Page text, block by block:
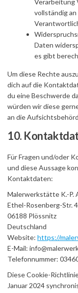
Verarbeitung
vollständig
Daten
es gibt
Um diese Rechte
dich auf die
du eine Beschwerde
würden wir diese
an die
10.
Für Fragen und/oder
und diese Aussage
Kontaktdaten:
Malerwerkstätte K.-P.
Ethel-Rosenberg-Str. 4
06188 Plössnitz
Deutschland
Website: https://
E-Mail: info@
Telefonnummer:
Diese Cookie-
Januar 2024